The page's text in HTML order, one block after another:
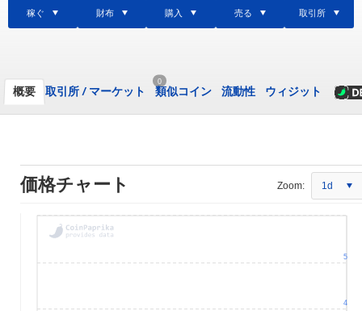
稼ぐ 財布 購入 売る 取引所
概要 取引所 /マーケット
0
類似コイン 流動性 ウィジット
価格チャート Zoom: 1d
4
5